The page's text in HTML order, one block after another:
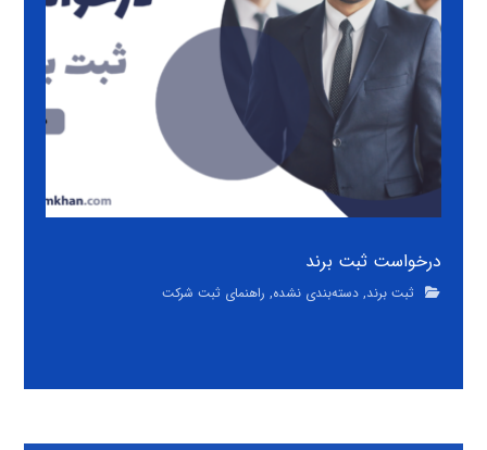
درخواست ثبت برند
ثبت برند,دسته‌بندی نشده, راهنمای ثبت شرکت